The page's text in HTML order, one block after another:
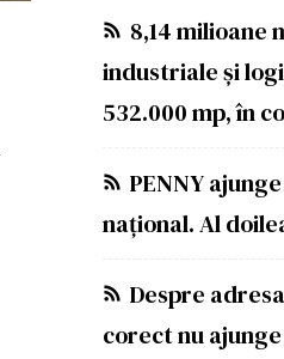
8,14 milioane
industriale și
532.000 mp, în
PENNY
național. Al
Despre
corect nu